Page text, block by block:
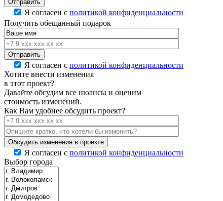
Я согласен с политикой конфиденциальности
Получить обещанный подарок
Я согласен с политикой конфиденциальности
Хотите внести изменения
в этот проект?
Давайте обсудим все нюансы и оценим
стоимость изменений.
Как Вам удобнее обсудить проект?
Я согласен с политикой конфиденциальности
Выбор города